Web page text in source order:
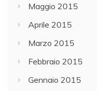
Maggio 2015
Aprile 2015
Marzo 2015
Febbraio 2015
Gennaio 2015